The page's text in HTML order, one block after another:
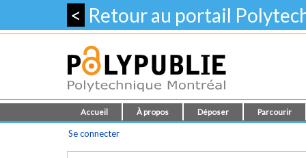
< Retour au portail
Accueil À propos Déposer Parcourir
Se connecter